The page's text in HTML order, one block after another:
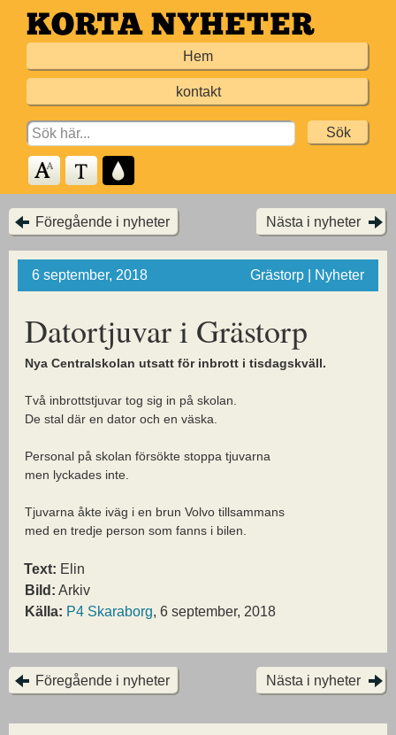
Hoppa
till
Hem
kontakt
Search
for:
Föregående i nyheter Nästa i nyheter
6 september, 2018 Grästorp | Nyheter
Datortjuvar i Grästorp
Nya Centralskolan utsatt för inbrott i tisdagskväll.
Två inbrottstjuvar tog sig in på skolan.
De stal där en dator och en väska.
Personal på skolan försökte stoppa tjuvarna
men lyckades inte.
Tjuvarna åkte iväg i en brun Volvo tillsammans
med en tredje person som fanns i bilen.
Text: Elin
Bild: Arkiv
Källa: P4 Skaraborg, 6 september, 2018
Föregående i nyheter Nästa i nyheter